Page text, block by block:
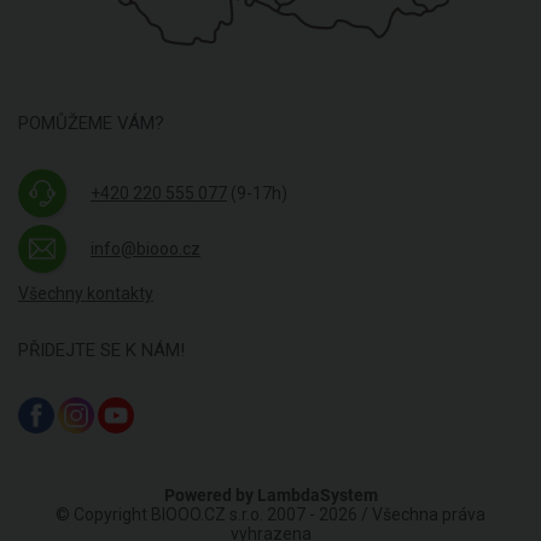
POMŮŽEME VÁM?
+420 220 555 077 (9-17h)
info@biooo.cz
Všechny kontakty
PŘIDEJTE SE K NÁM!
Powered by LambdaSystem
© Copyright BIOOO.CZ s.r.o. 2007 - 2026 / Všechna práva
vyhrazena